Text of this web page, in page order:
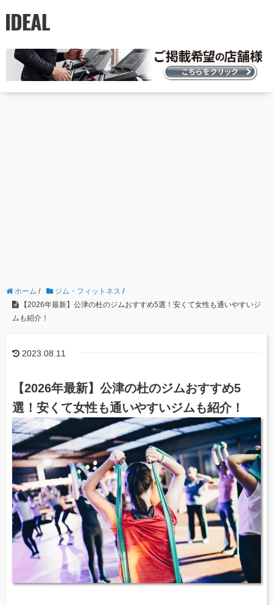
ホーム / ジム・フィットネス /
【2026年最新】公津の杜のジムおすすめ5選！安くて女性も通いやすいジ
ムも紹介！
2023.08.11
【2026年最新】公津の杜のジムおすすめ5
選！安くて女性も通いやすいジムも紹介！